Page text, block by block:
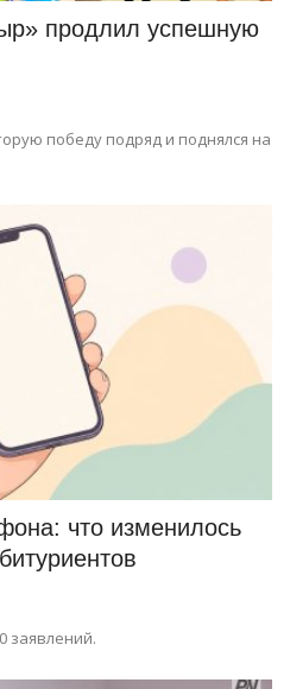
продлил успешную
победу подряд и поднялся на
что изменилось
заявлений.